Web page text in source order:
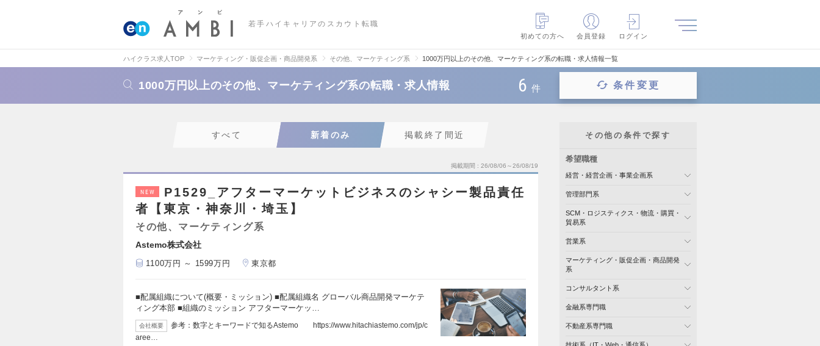
若手ハイキャリアのスカウト転職
初めての方へ
会員登録 ログイン
ハイクラス求人TOP マーケティング・販促企画・商品開発系 その他、マーケティング系 1000万円以上のその他、マーケティング系の転職・求人情報一覧
1000万円以上のその他、マーケティング系の転職・求人情報 6 件 条件変更
すべて 新着のみ 掲載終了間近
掲載期間 26/08/06～26/08/19
NEW
P1529_アフターマーケットビジネスのシャシー製品責任
者【東京・神奈川・埼玉】
その他、マーケティング系
Astemo株式会社
1100万円 ～ 1599万円 東京都
■配属組織について(概要・ミッション) ■配属組織名 グローバル商品開発マーケテ
ィング本部 ■組織のミッション アフターマーケッ…
会社概要
参考：数字とキーワードで知るAstemo https://www.hitachiastemo.com/jp/c
aree…
その他の条件で探す
希望職種
経営・経営企画・事業企画系
管理部門系
SCM・ロジスティクス・物流・購買・
貿易系
営業系
マーケティング・販促企画・商品開発
系
コンサルタント系
金融系専門職
不動産系専門職